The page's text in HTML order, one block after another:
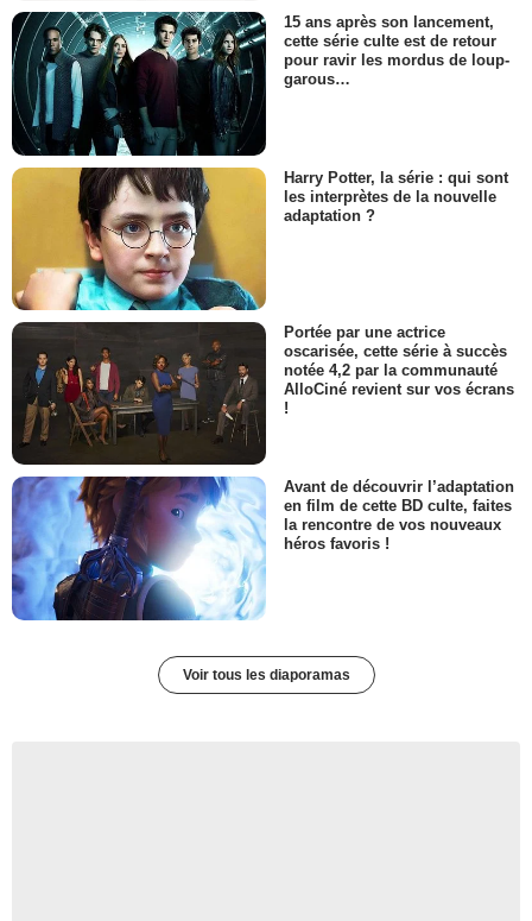
15 ans après son lancement,
cette série culte est de retour
pour ravir les mordus de loup-
garous…
Harry Potter, la série : qui sont
les interprètes de la nouvelle
adaptation ?
Portée par une actrice
oscarisée, cette série à succès
notée 4,2 par la communauté
AlloCiné revient sur vos écrans
!
Avant de découvrir l’adaptation
en film de cette BD culte, faites
la rencontre de vos nouveaux
héros favoris !
Voir tous les diaporamas